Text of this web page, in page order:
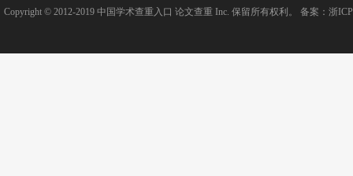
Copyright © 2012-2019 中国学术查重入口 论文查重 Inc. 保留所有权利。 备案： 浙